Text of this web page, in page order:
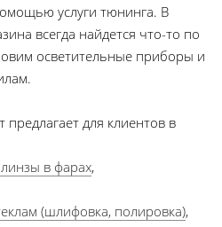
услуги тюнинга. В
всегда найдется что-то по
осветительные приборы и
для клиентов в
в фарах,
(шлифовка, полировка),